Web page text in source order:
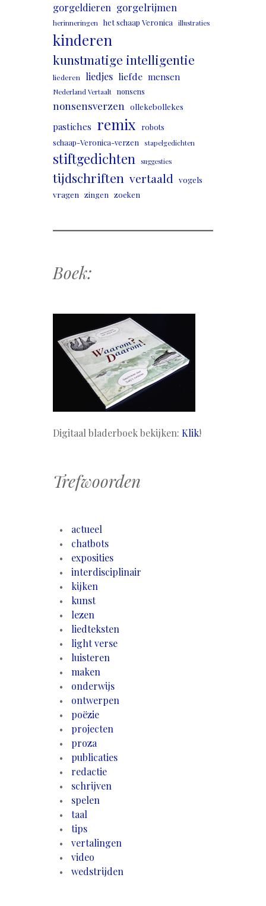
gorgeldieren gorgelrijmen
herinneringen het schaap Veronica illustraties
kinderen
kunstmatige intelligentie
liederen liedjes liefde mensen
Nederland Vertaalt nonsens
nonsensverzen ollekebollekes
pastiches remix
robots
schaap-Veronica-verzen stapelgedichten
stiftgedichten suggesties
tijdschriften vertaald vogels
vragen zingen zoeken
Boek:
Digitaal bladerboek bekijken: Klik!
Trefwoorden
actueel
chatbots
exposities
interdisciplinair
kijken
kunst
lezen
liedteksten
light verse
luisteren
maken
onderwijs
ontwerpen
poëzie
projecten
proza
publicaties
redactie
schrijven
spelen
taal
tips
vertalingen
video
wedstrijden